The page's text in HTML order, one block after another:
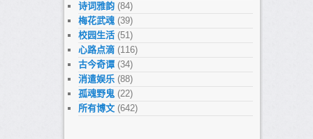
诗词雅韵(84)
梅花武魂(39)
校园生活(51)
心路点滴(116)
古今奇谭(34)
消遣娱乐(88)
孤魂野鬼(22)
所有博文(642)